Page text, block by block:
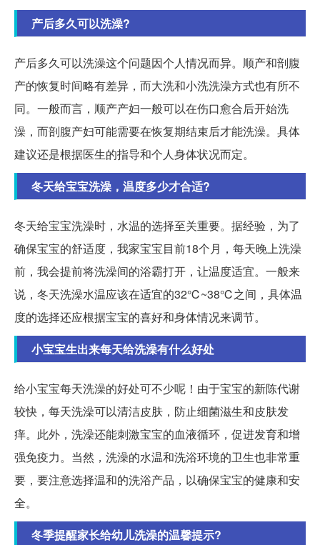
产后多久可以洗澡?
产后多久可以洗澡这个问题因个人情况而异。顺产和剖腹
产的恢复时间略有差异，而大洗和小洗洗澡方式也有所不
同。一般而言，顺产产妇一般可以在伤口愈合后开始洗
澡，而剖腹产妇可能需要在恢复期结束后才能洗澡。具体
建议还是根据医生的指导和个人身体状况而定。
冬天给宝宝洗澡，温度多少才合适?
冬天给宝宝洗澡时，水温的选择至关重要。据经验，为了
确保宝宝的舒适度，我家宝宝目前18个月，每天晚上洗澡
前，我会提前将洗澡间的浴霸打开，让温度适宜。一般来
说，冬天洗澡水温应该在适宜的32℃~38℃之间，具体温
度的选择还应根据宝宝的喜好和身体情况来调节。
小宝宝生出来每天给洗澡有什么好处
给小宝宝每天洗澡的好处可不少呢！由于宝宝的新陈代谢
较快，每天洗澡可以清洁皮肤，防止细菌滋生和皮肤发
痒。此外，洗澡还能刺激宝宝的血液循环，促进发育和增
强免疫力。当然，洗澡的水温和洗浴环境的卫生也非常重
要，要注意选择温和的洗浴产品，以确保宝宝的健康和安
全。
冬季提醒家长给幼儿洗澡的温馨提示?